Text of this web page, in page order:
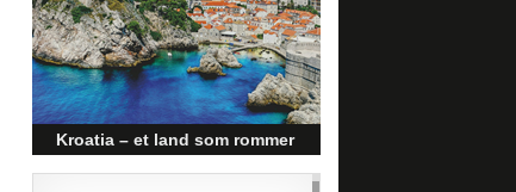
noe som skaper optimisme på
tvers av ulike sektorer.
Byggebransjen er spesielt godt
posisjonert til å dra nytte av denne
økonomiske oppgangen.
Kroatia – et land som rommer
mer enn kysten